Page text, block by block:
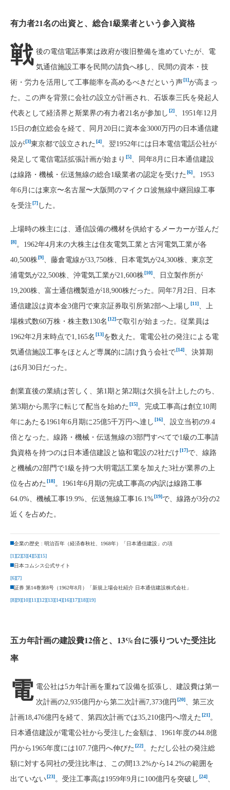
有力者21名の出資と、総合1級業者という参入資格
戦 後の電信電話事業は政府が復旧整備を進めていたが、電
気通信施設工事を民間の請負へ移し、民間の資本・技
術・労力を活用して工事能率を高めるべきだという声[1]が高まっ
た。この声を背景に会社の設立が計画され、石坂泰三氏を発起人
代表として経済界と斯業界の有力者21名が参加し [2]
、1951年12月
15日の創立総会を経て、同月20日に資本金3000万円の日本通信建
設が[3]東京都で設立された [4]。翌1952年には日本電信電話公社が
発足して電信電話拡張計画が始まり [5]
、同年8月に日本通信建設
は線路・機械・伝送無線の総合1級業者の認定を受けた [6]。1953
年6月には東京〜名古屋〜大阪間のマイクロ波無線中継回線工事
を受注[7] した。
上場時の株主には、通信設備の機材を供給するメーカーが並んだ
[8]。1962年4月末の大株主は住友電気工業と古河電気工業が各
40,500株[9]
、藤倉電線が33,750株、日本電気が24,300株、東京芝
浦電気が22,500株、沖電気工業が21,600株[10]
、日立製作所が
19,200株、富士通信機製造が18,900株だった。同年7月2日、日本
通信建設は資本金3億円で東京証券取引所第2部へ上場し [11]
、上
場株式数60万株・株主数130名 [12]で取引が始まった。従業員は
1962年2月末時点で1,165名 [13]を数えた。電電公社の発注による電
気通信施設工事をほとんど専属的に請け負う会社で[14]
、決算期
は6月30日だった。
創業直後の業績は苦しく、第1期と第2期は欠損を計上したのち、
第3期から黒字に転じて配当を始めた [15]。完成工事高は創立10周
年にあたる1961年6月期に25億5千万円へ達し [16]
、設立当初の9.4
倍となった。線路・機械・伝送無線の3部門すべてで1級の工事請
負資格を持つのは日本通信建設と協和電設の2社だけ[17]で、線路
と機械の2部門で1級を持つ大明電話工業を加えた3社が業界の上
位を占めた [18]。1961年6月期の完成工事高の内訳は線路工事
64.0%、機械工事19.9%、伝送無線工事16.1%[19]で、線路が3分の2
近くを占めた。
企業の歴史 : 明治百年（経済春秋社、1968年）「日本通信建設」の項
[1][2][3][4][5][15]
日本コムシス公式サイト
[6][7]
証券 第14巻第8号（1962年8月）「新規上場会社紹介 日本通信建設株式会社」
[8][9][10][11][12][13][14][16][17][18][19]
五カ年計画の建設費12倍と、13%台に張りついた受注比
率
電 電公社は5カ年計画を重ねて設備を拡張し、建設費は第一
次計画の2,935億円から第二次計画7,373億円 [20]、第三次
計画18,476億円を経て、第四次計画では35,210億円へ増えた [21]。
日本通信建設が電電公社から受注した金額は、1961年度の44.8億
円から1965年度には107.7億円へ伸びた [22]。ただし公社の発注総
額に対する同社の受注比率は、この間13.2%から14.2%の範囲を
出ていない [23]。受注工事高は1959年9月に100億円を突破し [24]、